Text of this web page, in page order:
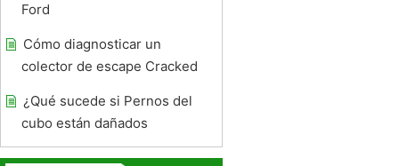
Ford
Cómo diagnosticar un
colector de escape Cracked
¿Qué sucede si Pernos del
cubo están dañados